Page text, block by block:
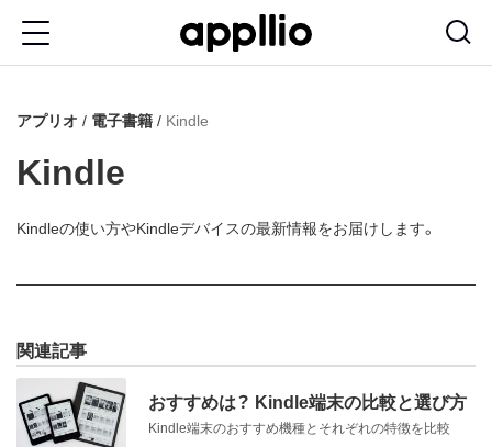
動
アプリオ 電子書籍 Kindle
Kindle
Kindleの使い方やKindleデバイスの最新情報をお届けします。
関連記事
おすすめは？ Kindle端末の比較と選び方
Kindle端末のおすすめ機種とそれぞれの特徴を比較